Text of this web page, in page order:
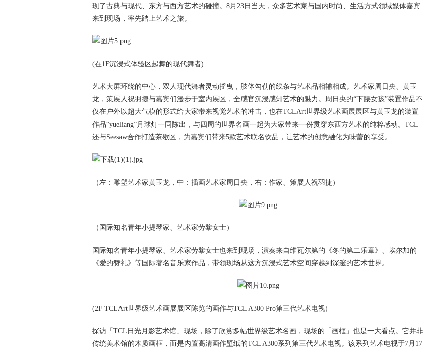
现了古典与现代、东方与西方艺术的碰撞。8月23日当天，众多艺术家与国内时尚、生活方式领域媒体嘉宾
来到现场，率先踏上艺术之旅。
(在1F沉浸式体验区起舞的现代舞者)
艺术大屏环绕的中心，双人现代舞者灵动摇曳，肢体勾勒的线条与艺术品相辅相成。艺术家周日央、黄玉
龙，策展人祝羽捷与嘉宾们漫步于室内展区，全感官沉浸感知艺术的魅力。周日央的“下腰女孩”装置作品不
仅在户外以超大气模的形式给大家带来视觉艺术的冲击，也在TCLArt世界级艺术画展展区与黄玉龙的装置
作品“yueliang”月球灯一同陈出，与四周的世界名画一起为大家带来一份贯穿东西方艺术的纯粹感动。TCL
还与Seesaw合作打造茶歇区，为嘉宾们带来5款艺术联名饮品，让艺术的创意融化为味蕾的享受。
（左：雕塑艺术家黄玉龙，中：插画艺术家周日央，右：作家、策展人祝羽捷）
（国际知名青年小提琴家、艺术家劳黎女士）
国际知名青年小提琴家、艺术家劳黎女士也来到现场，演奏来自维瓦尔第的《冬的第二乐章》、埃尔加的
《爱的赞礼》等国际著名音乐家作品，带领现场从这方沉浸式艺术空间穿越到深邃的艺术世界。
(2F TCLArt世界级艺术画展展区陈览的画作与TCL A300 Pro第三代艺术电视)
探访「TCL日光月影艺术馆」现场，除了欣赏多幅世界级艺术名画，现场的「画框」也是一大看点。它并非
传统美术馆的木质画框，而是内置高清画作壁纸的TCL A300系列第三代艺术电视。该系列艺术电视于7月17